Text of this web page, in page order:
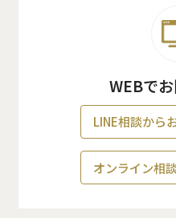
WEBで
LINE相談から
オンライン相